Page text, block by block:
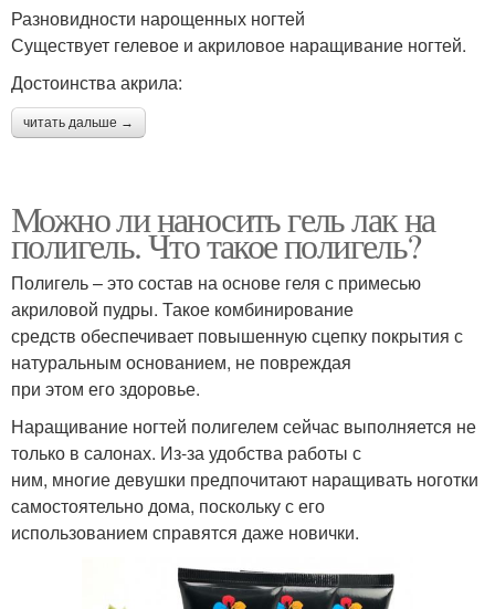
Разновидности нарощенных ногтей
Существует гелевое и акриловое наращивание ногтей.
Достоинства акрила:
читать дальше →
Можно ли наносить гель лак на
полигель. Что такое полигель?
Полигель – это состав на основе геля с примесью
акриловой пудры. Такое комбинирование
средств обеспечивает повышенную сцепку покрытия с
натуральным основанием, не повреждая
при этом его здоровье.
Наращивание ногтей полигелем сейчас выполняется не
только в салонах. Из-за удобства работы с
ним, многие девушки предпочитают наращивать ноготки
самостоятельно дома, поскольку с его
использованием справятся даже новички.